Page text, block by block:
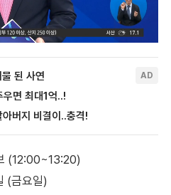
(12:00~13:20)
(금요일)